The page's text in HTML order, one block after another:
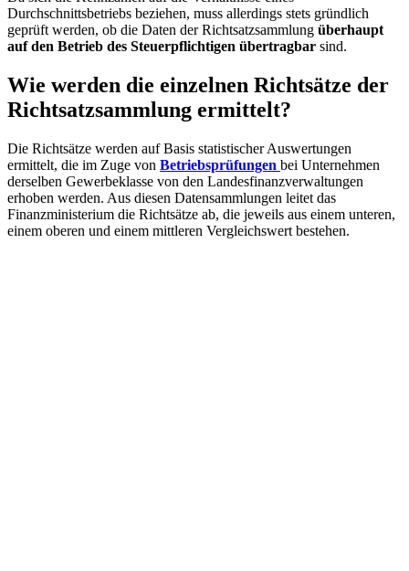
Durchschnittsbetriebs beziehen, muss allerdings stets gründlich
geprüft werden, ob die Daten der Richtsatzsammlung überhaupt
auf den Betrieb des Steuerpflichtigen übertragbar sind.
Wie werden die einzelnen Richtsätze der
Richtsatzsammlung ermittelt?
Die Richtsätze werden auf Basis statistischer Auswertungen
ermittelt, die im Zuge von Betriebsprüfungen bei Unternehmen
derselben Gewerbeklasse von den Landesfinanzverwaltungen
erhoben werden. Aus diesen Datensammlungen leitet das
Finanzministerium die Richtsätze ab, die jeweils aus einem unteren,
einem oberen und einem mittleren Vergleichswert bestehen.